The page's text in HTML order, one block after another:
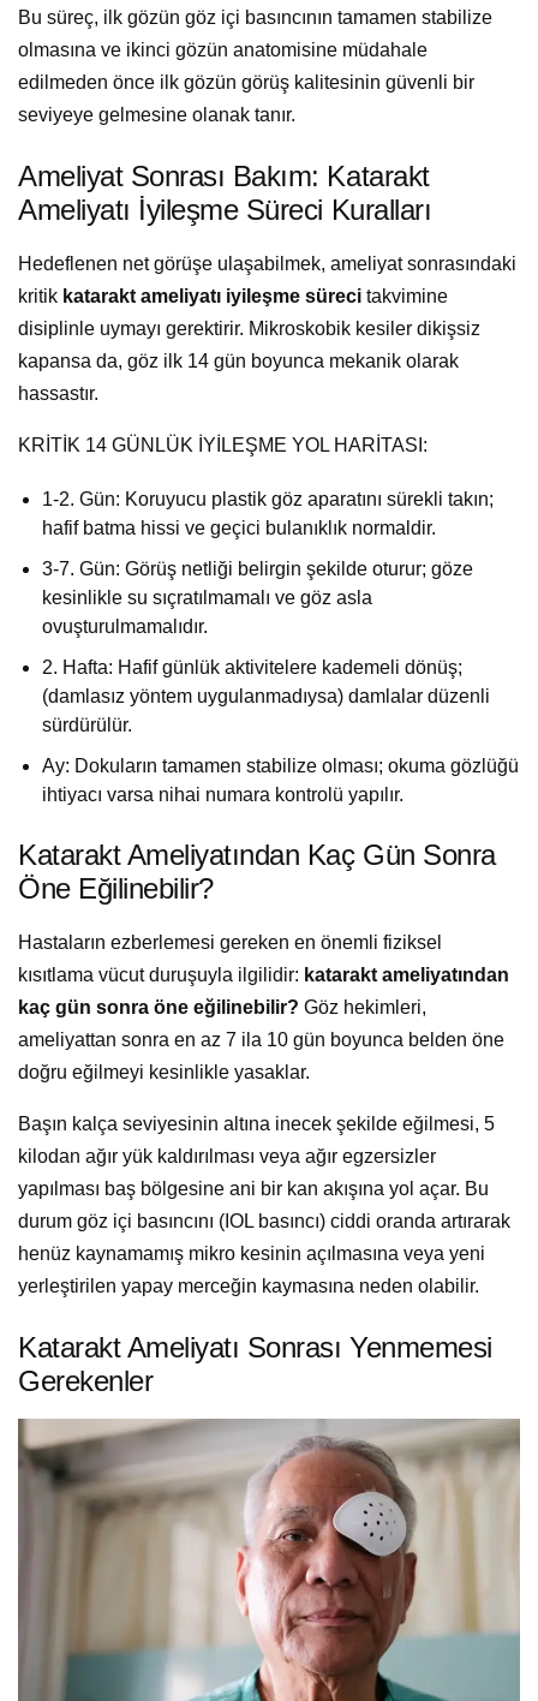
Bu süreç, ilk gözün göz içi basıncının tamamen stabilize
olmasına ve ikinci gözün anatomisine müdahale
edilmeden önce ilk gözün görüş kalitesinin güvenli bir
seviyeye gelmesine olanak tanır.
Ameliyat Sonrası Bakım: Katarakt
Ameliyatı İyileşme Süreci Kuralları
Hedeflenen net görüşe ulaşabilmek, ameliyat sonrasındaki
kritik katarakt ameliyatı iyileşme süreci takvimine
disiplinle uymayı gerektirir. Mikroskobik kesiler dikişsiz
kapansa da, göz ilk 14 gün boyunca mekanik olarak
hassastır.
KRİTİK 14 GÜNLÜK İYİLEŞME YOL HARİTASI:
1-2. Gün: Koruyucu plastik göz aparatını sürekli takın;
hafif batma hissi ve geçici bulanıklık normaldir.
3-7. Gün: Görüş netliği belirgin şekilde oturur; göze
kesinlikle su sıçratılmamalı ve göz asla
ovuşturulmamalıdır.
2. Hafta: Hafif günlük aktivitelere kademeli dönüş;
(damlasız yöntem uygulanmadıysa) damlalar düzenli
sürdürülür.
Ay: Dokuların tamamen stabilize olması; okuma gözlüğü
ihtiyacı varsa nihai numara kontrolü yapılır.
Katarakt Ameliyatından Kaç Gün Sonra
Öne Eğilinebilir?
Hastaların ezberlemesi gereken en önemli fiziksel
kısıtlama vücut duruşuyla ilgilidir: katarakt ameliyatından
kaç gün sonra öne eğilinebilir? Göz hekimleri,
ameliyattan sonra en az 7 ila 10 gün boyunca belden öne
doğru eğilmeyi kesinlikle yasaklar.
Başın kalça seviyesinin altına inecek şekilde eğilmesi, 5
kilodan ağır yük kaldırılması veya ağır egzersizler
yapılması baş bölgesine ani bir kan akışına yol açar. Bu
durum göz içi basıncını (IOL basıncı) ciddi oranda artırarak
henüz kaynamamış mikro kesinin açılmasına veya yeni
yerleştirilen yapay merceğin kaymasına neden olabilir.
Katarakt Ameliyatı Sonrası Yenmemesi
Gerekenler